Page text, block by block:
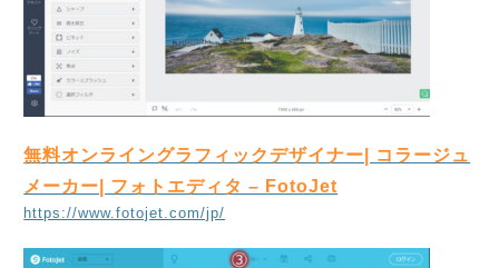
無料オンライングラフィックデザイナー| コラージュ
メーカー| フォトエディタ – FotoJet
https://www.fotojet.com/jp/